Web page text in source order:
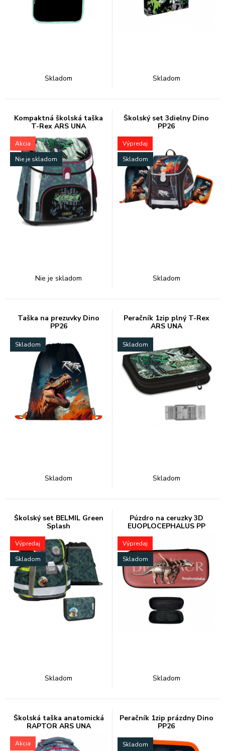
Skladom Skladom
Kompaktná školská taška
T-Rex ARS UNA
Akcia
Nie je skladom
Nie je skladom
Školský set 3dielny Dino
PP26
Výpredaj
Skladom
Skladom
Taška na prezuvky Dino
PP26
Skladom
Skladom
Peračník 1zip plný T-Rex
ARS UNA
Skladom
Skladom
Školský set BELMIL Green
Splash
Výpredaj
Skladom
Skladom
Púzdro na ceruzky 3D
EUOPLOCEPHALUS PP
Výpredaj
Skladom
Skladom
Školská taška anatomická
RAPTOR ARS UNA
Akcia
Peračník 1zip prázdny Dino
PP26
Skladom